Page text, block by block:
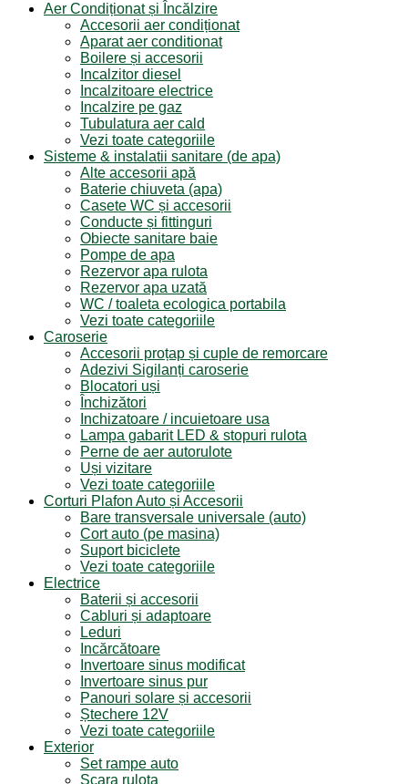
Aer Condiționat și Încălzire
Accesorii aer condiționat
Aparat aer conditionat
Boilere și accesorii
Incalzitor diesel
Incalzitoare electrice
Incalzire pe gaz
Tubulatura aer cald
Vezi toate categoriile
Sisteme & instalatii sanitare (de apa)
Alte accesorii apă
Baterie chiuveta (apa)
Casete WC și accesorii
Conducte și fittinguri
Obiecte sanitare baie
Pompe de apa
Rezervor apa rulota
Rezervor apa uzată
WC / toaleta ecologica portabila
Vezi toate categoriile
Caroserie
Accesorii proțap și cuple de remorcare
Adezivi Sigilanți caroserie
Blocatori uși
Închizători
Inchizatoare / incuietoare usa
Lampa gabarit LED & stopuri rulota
Perne de aer autorulote
Uși vizitare
Vezi toate categoriile
Corturi Plafon Auto și Accesorii
Bare transversale universale (auto)
Cort auto (pe masina)
Suport biciclete
Vezi toate categoriile
Electrice
Baterii și accesorii
Cabluri și adaptoare
Leduri
Incărcătoare
Invertoare sinus modificat
Invertoare sinus pur
Panouri solare și accesorii
Ștechere 12V
Vezi toate categoriile
Exterior
Set rampe auto
Scara rulota